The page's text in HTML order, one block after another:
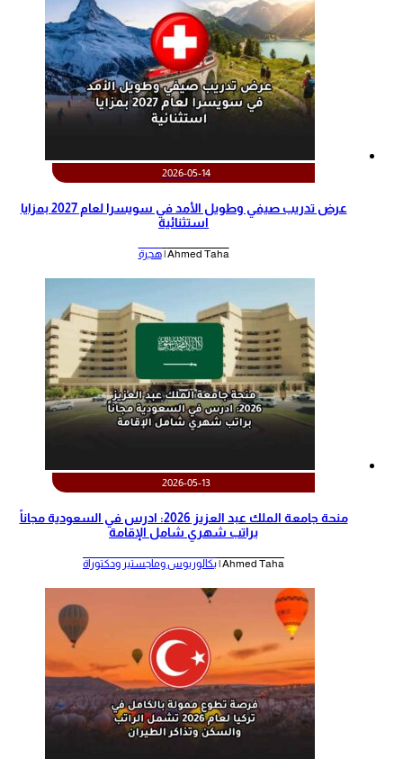
2026-05-14
عرض تدريب صيفي وطويل الأمد في سويسرا لعام 2027 بمزايا
استثنائية
Ahmed Taha | هجرة
2026-05-13
منحة جامعة الملك عبد العزيز 2026: ادرس في السعودية مجاناً
براتب شهري شامل الإقامة
Ahmed Taha | بكالوريوس وماجستير ودكتوراة